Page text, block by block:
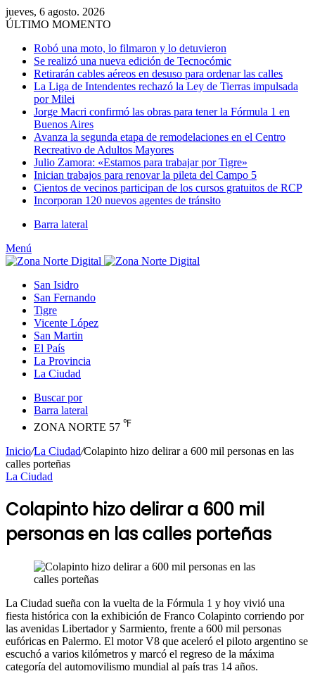
jueves, 6 agosto. 2026
ÚLTIMO MOMENTO
Robó una moto, lo filmaron y lo detuvieron
Se realizó una nueva edición de Tecnocómic
Retirarán cables aéreos en desuso para ordenar las calles
La Liga de Intendentes rechazó la Ley de Tierras impulsada
por Milei
Jorge Macri confirmó las obras para tener la Fórmula 1 en
Buenos Aires
Avanza la segunda etapa de remodelaciones en el Centro
Recreativo de Adultos Mayores
Julio Zamora: «Estamos para trabajar por Tigre»
Inician trabajos para renovar la pileta del Campo 5
Cientos de vecinos participan de los cursos gratuitos de RCP
Incorporan 120 nuevos agentes de tránsito
Barra lateral
Menú
San Isidro
San Fernando
Tigre
Vicente López
San Martin
El País
La Provincia
La Ciudad
Buscar por
Barra lateral
ZONA NORTE 57 ℉
Inicio/La Ciudad/Colapinto hizo delirar a 600 mil personas en las
calles porteñas
La Ciudad
Colapinto hizo delirar a 600 mil
personas en las calles porteñas
La Ciudad sueña con la vuelta de la Fórmula 1 y hoy vivió una
fiesta histórica con la exhibición de Franco Colapinto corriendo por
las avenidas Libertador y Sarmiento, frente a 600 mil personas
eufóricas en Palermo. El motor V8 que aceleró el piloto argentino se
escuchó a varios kilómetros y marcó el regreso de la máxima
categoría del automovilismo mundial al país tras 14 años.